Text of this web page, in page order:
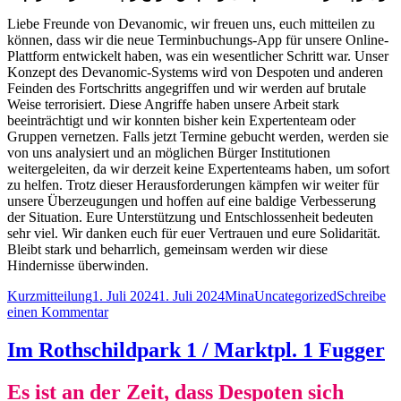
Liebe Freunde von Devanomic, wir freuen uns, euch mitteilen zu
können, dass wir die neue Terminbuchungs-App für unsere Online-
Plattform entwickelt haben, was ein wesentlicher Schritt war. Unser
Konzept des Devanomic-Systems wird von Despoten und anderen
Feinden des Fortschritts angegriffen und wir werden auf brutale
Weise terrorisiert. Diese Angriffe haben unsere Arbeit stark
beeinträchtigt und wir konnten bisher kein Expertenteam oder
Gruppen vernetzen. Falls jetzt Termine gebucht werden, werden sie
von uns analysiert und an möglichen Bürger Institutionen
weitergeleiten, da wir derzeit keine Expertenteams haben, um sofort
zu helfen. Trotz dieser Herausforderungen kämpfen wir weiter für
unsere Überzeugungen und hoffen auf eine baldige Verbesserung
der Situation. Eure Unterstützung und Entschlossenheit bedeuten
sehr viel. Wir danken euch für euer Vertrauen und eure Solidarität.
Bleibt stark und beharrlich, gemeinsam werden wir diese
Hindernisse überwinden.
Format
KurzmitteilungVeröffentlicht
am
1. Juli 20241. Juli 2024Autor
MinaKategorien
UncategorizedSchreibe
einen Kommentarzu
App/
اپلیکیشن
وقت
Im Rothschildpark 1 / Marktpl. 1 Fugger
Es ist an der Zeit, dass Despoten sich